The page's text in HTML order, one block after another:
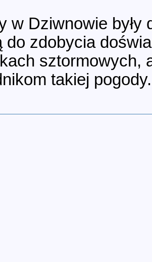
w Dziwnowie
do zdobycia
sztormowych,
takiej pogody.